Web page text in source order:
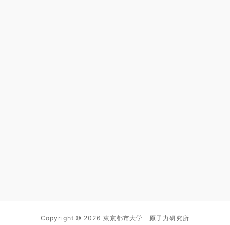
Copyright © 2026 東京都市大学 原子力研究所